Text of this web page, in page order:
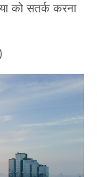
को सतर्क करना